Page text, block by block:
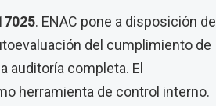
. ENAC pone a disposición de
del cumplimiento de
auditoría completa. El
herramienta de control interno.